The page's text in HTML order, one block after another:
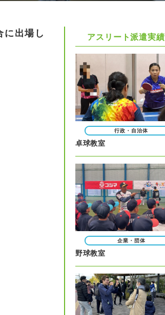
出場し
アスリート派遣実績
行政・自治体
卓球教室
企業・団体
野球教室